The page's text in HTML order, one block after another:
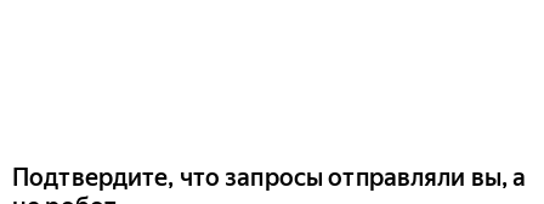
Подтвердите, что запросы отправляли вы, а